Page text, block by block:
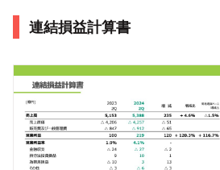
連結損益計算書